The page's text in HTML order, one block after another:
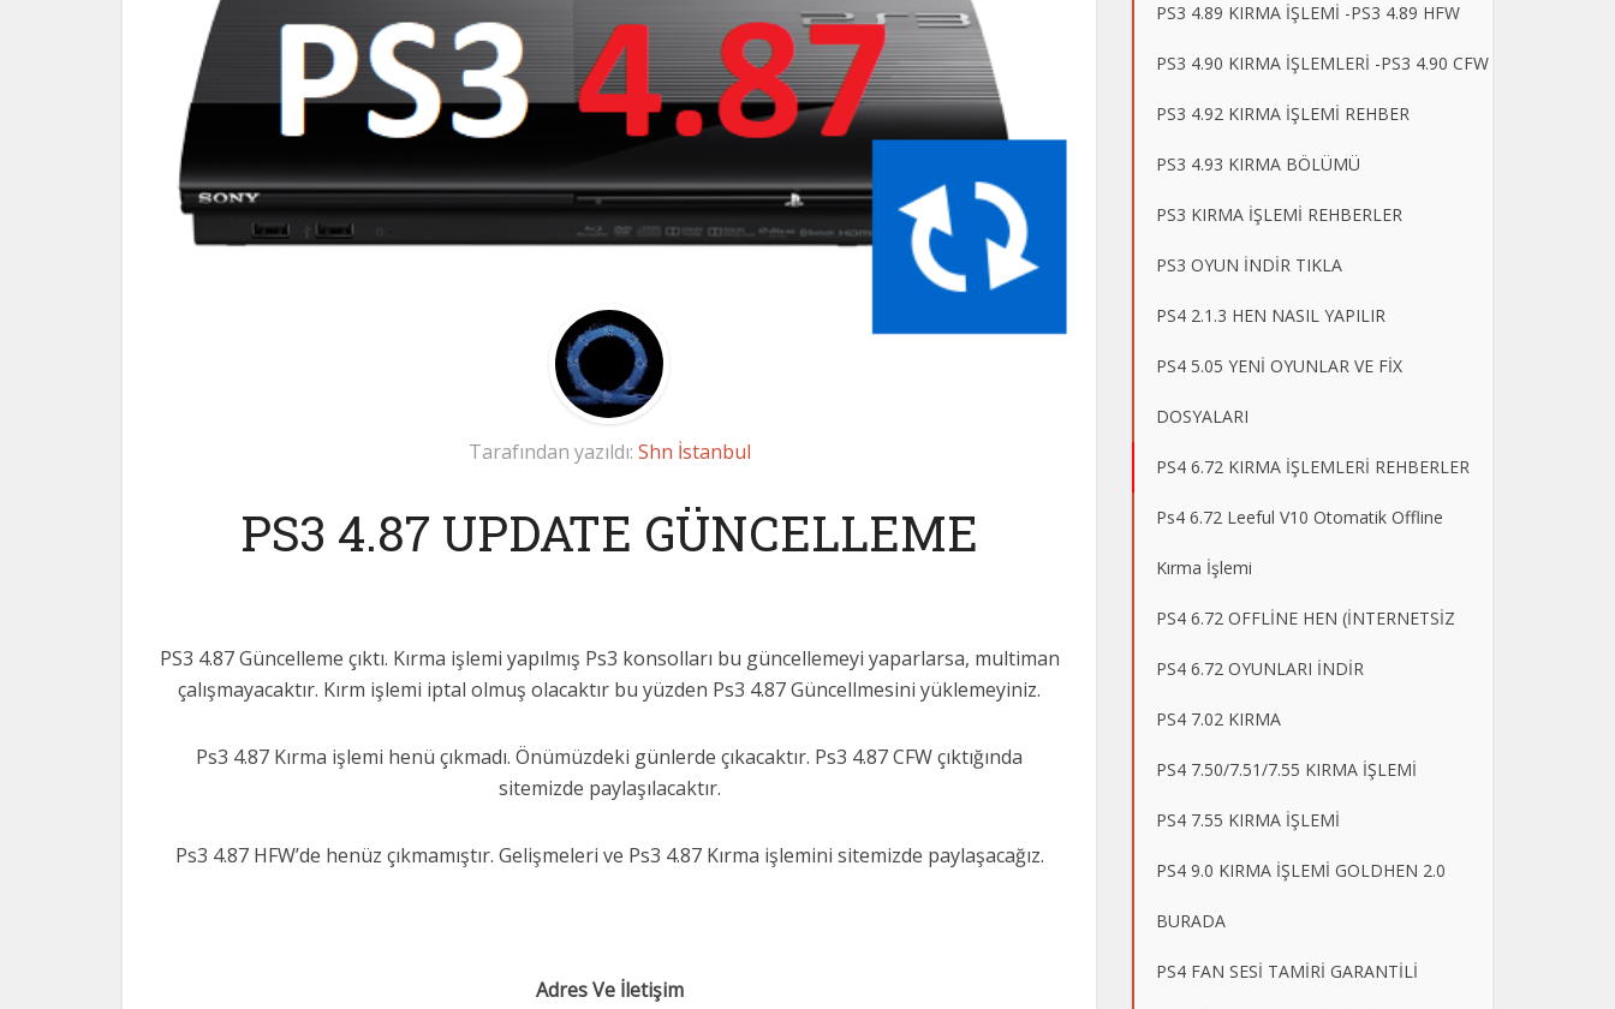
Tarafından yazıldı: Shn İstanbul
PS3 4.87 UPDATE GÜNCELLEME
PS3 4.87 Güncelleme çıktı. Kırma işlemi yapılmış Ps3 konsolları bu güncellemeyi yaparlarsa, multiman
çalışmayacaktır. Kırm işlemi iptal olmuş olacaktır bu yüzden Ps3 4.87 Güncellmesini yüklemeyiniz.
Ps3 4.87 Kırma işlemi henü çıkmadı. Önümüzdeki günlerde çıkacaktır. Ps3 4.87 CFW çıktığında
sitemizde paylaşılacaktır.
Ps3 4.87 HFW’de henüz çıkmamıştır. Gelişmeleri ve Ps3 4.87 Kırma işlemini sitemizde paylaşacağız.
Adres Ve İletişim
PS3 4.89 KIRMA İŞLEMİ -PS3 4.89 HFW
PS3 4.90 KIRMA İŞLEMLERİ -PS3 4.90 CFW
PS3 4.92 KIRMA İŞLEMİ REHBER
PS3 4.93 KIRMA BÖLÜMÜ
PS3 KIRMA İŞLEMİ REHBERLER
PS3 OYUN İNDİR TIKLA
PS4 2.1.3 HEN NASIL YAPILIR
PS4 5.05 YENİ OYUNLAR VE FİX
DOSYALARI
PS4 6.72 KIRMA İŞLEMLERİ REHBERLER
Ps4 6.72 Leeful V10 Otomatik Offline
Kırma İşlemi
PS4 6.72 OFFLİNE HEN (İNTERNETSİZ
PS4 6.72 OYUNLARI İNDİR
PS4 7.02 KIRMA
PS4 7.50/7.51/7.55 KIRMA İŞLEMİ
PS4 7.55 KIRMA İŞLEMİ
PS4 9.0 KIRMA İŞLEMİ GOLDHEN 2.0
BURADA
PS4 FAN SESİ TAMİRİ GARANTİLİ